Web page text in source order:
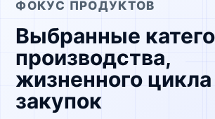
ФОКУС ПРОДУКТОВ
Выбранные
производства,
жизненного цикла
закупок